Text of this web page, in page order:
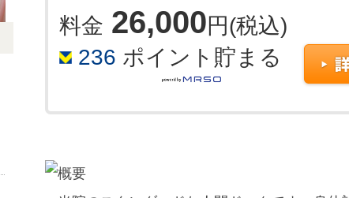
い。
■ 検査開始時間の15分前には来院いただき、受
■ 時間が表示されていない場合は、そのお時間
料金 26,000円(税込)
236 ポイント貯まる